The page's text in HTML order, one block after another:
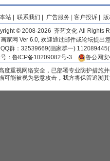
站 联系我们 广告服务 客户投诉
© 2008-2026 齐艺文化 All Rights
家网 Ver 6.0, 欢迎通过邮件或论坛提出
群：32539669(画家群一)
： 鲁ICP备10209082号-3
鲁公网
度重视网络安全，已部署专业防护措施
可能被视为恶意攻击，我方将保留追溯